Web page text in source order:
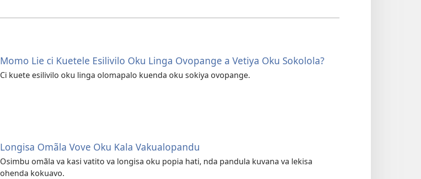
Momo Lie ci Kuetele Esilivilo Oku Linga Ovopange a Vetiya Oku Sokolola?
Ci kuete esilivilo oku linga olomapalo kuenda oku sokiya ovopange.
Longisa Omãla Vove Oku Kala Vakualopandu
Osimbu omãla va kasi vatito va longisa oku popia hati, nda pandula kuvana va lekisa
ohenda kokuavo.